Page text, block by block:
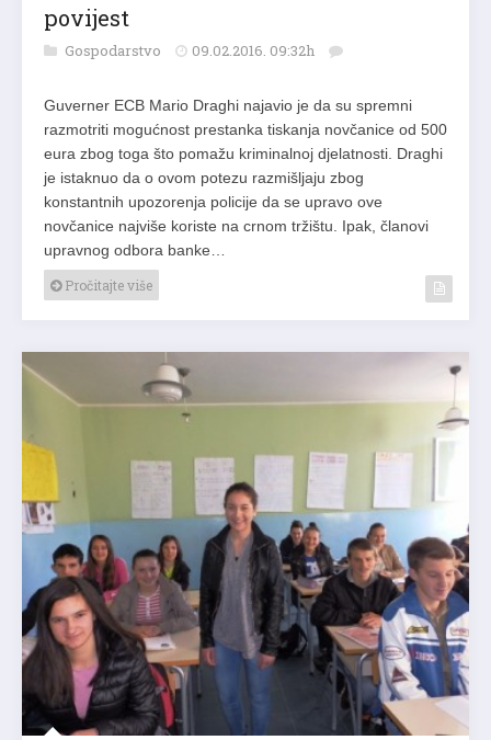
povijest
Gospodarstvo 09.02.2016. 09:32h
Guverner ECB Mario Draghi najavio je da su spremni
razmotriti mogućnost prestanka tiskanja novčanice od 500
eura zbog toga što pomažu kriminalnoj djelatnosti. Draghi
je istaknuo da o ovom potezu razmišljaju zbog
konstantnih upozorenja policije da se upravo ove
novčanice najviše koriste na crnom tržištu. Ipak, članovi
upravnog odbora banke…
Pročitajte više